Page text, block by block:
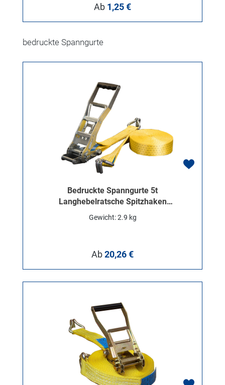
Regulärer Preis:
Ab 1,25 €
Produktgalerie überspringen
bedruckte Spanngurte
Bedruckte Spanngurte 5t
Langhebelratsche Spitzhaken
50mm
Gewicht: 2.9 kg
Regulärer Preis:
Ab20,26 €